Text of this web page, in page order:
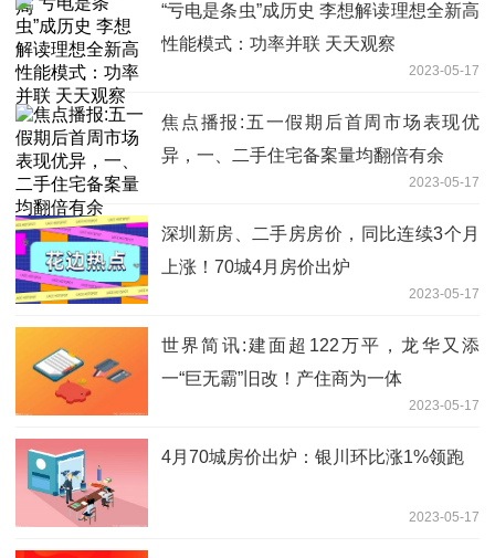
“亏电是条虫”成历史 李想解读理想全新高
性能模式：功率并联 天天观察
2023-05-17
焦点播报:五一假期后首周市场表现优
异，一、二手住宅备案量均翻倍有余
2023-05-17
深圳新房、二手房房价，同比连续3个月
上涨！70城4月房价出炉
2023-05-17
世界简讯:建面超122万平，龙华又添
一“巨无霸”旧改！产住商为一体
2023-05-17
4月70城房价出炉：银川环比涨1%领跑
2023-05-17